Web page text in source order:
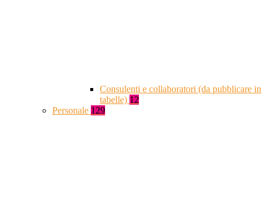
Consulenti e collaboratori (da pubblicare in
tabelle) 12
Personale 129